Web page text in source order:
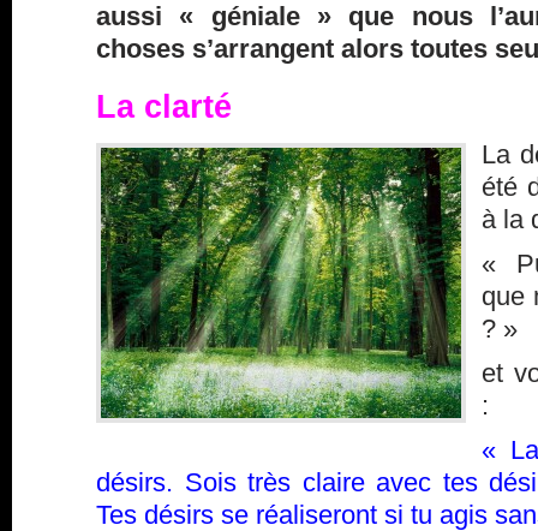
aussi « géniale » que nous
choses s’arrangent alors toutes
La clarté
La
été
à la
«
que
? »
et
:
«
désirs. Sois très claire avec tes
Tes désirs se réaliseront si tu agis